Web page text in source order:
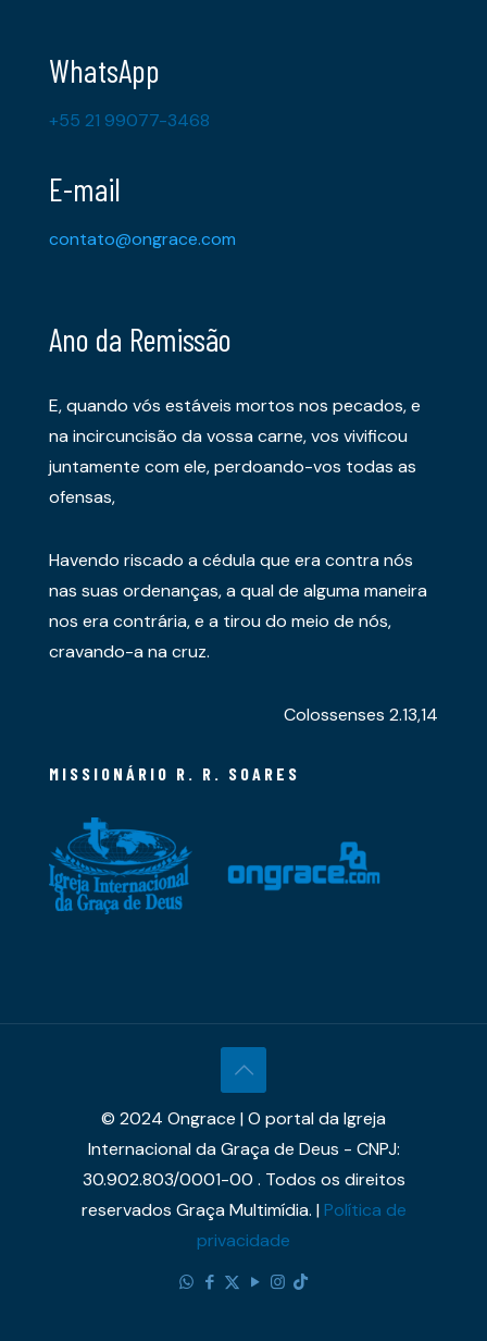
WhatsApp
+55 21 99077-3468
E-mail
contato@ongrace.com
Ano da Remissão
E, quando vós estáveis mortos nos pecados, e
na incircuncisão da vossa carne, vos vivificou
juntamente com ele, perdoando-vos todas as
ofensas,
Havendo riscado a cédula que era contra nós
nas suas ordenanças, a qual de alguma maneira
nos era contrária, e a tirou do meio de nós,
cravando-a na cruz.
Colossenses 2.13,14
MISSIONÁRIO R. R. SOARES
© 2024 Ongrace | O portal da Igreja
Internacional da Graça de Deus - CNPJ:
30.902.803/0001-00 . Todos os direitos
reservados Graça Multimídia. |Política de
privacidade